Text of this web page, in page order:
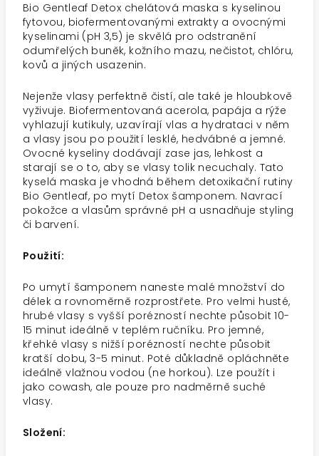
Bio Gentleaf Detox chelátová maska s kyselinou
fytovou, biofermentovanými extrakty a ovocnými
kyselinami (pH 3,5) je skvělá pro odstranění
odumřelých buněk, kožního mazu, nečistot, chlóru,
kovů a jiných usazenin.
Nejenže vlasy perfektně čistí, ale také je hloubkově
vyživuje. Biofermentovaná acerola, papája a rýže
vyhlazují kutikuly, uzavírají vlas a hydrataci v něm
a vlasy jsou po použití lesklé, hedvábné a jemné.
Ovocné kyseliny dodávají zase jas, lehkost a
starají se o to, aby se vlasy tolik necuchaly. Tato
kyselá maska je vhodná během detoxikační rutiny
Bio Gentleaf, po mytí Detox šamponem. Navrací
pokožce a vlasům správné pH a usnadňuje styling
či barvení.
Použití:
Po umytí šamponem naneste malé množství do
délek a rovnoměrně rozprostřete. Pro velmi husté,
hrubé vlasy s vyšší porézností nechte působit 10-
15 minut ideálně v teplém ručníku. Pro jemné,
křehké vlasy s nižší porézností nechte působit
kratší dobu, 3-5 minut. Poté důkladně opláchněte
ideálně vlažnou vodou (ne horkou). Lze použít i
jako cowash, ale pouze pro nadměrně suché
vlasy.
Složení: